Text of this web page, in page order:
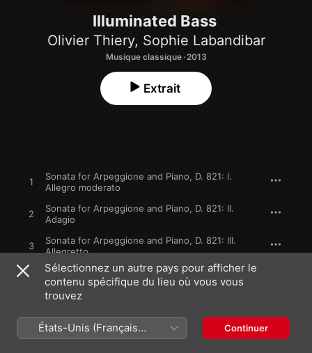
Illuminated Bass
Olivier Thiery, Sophie Labandibar
Musique classique · 2013
Extrait
1
Sonata for Arpeggione and Piano, D. 821: I.
Allegro moderato
2
Sonata for Arpeggione and Piano, D. 821: II.
Adagio
3
Sonata for Arpeggione and Piano, D. 821: III.
Allegretto
4 Sonata for Double Bass and Piano: I. Allegretto
6
Sonata for Double Bass and Piano: III. Molto
Sélectionnez un autre pays pour afficher le
contenu spécifique du lieu où vous vous
trouvez
États-Unis (Français
France)
Continuer